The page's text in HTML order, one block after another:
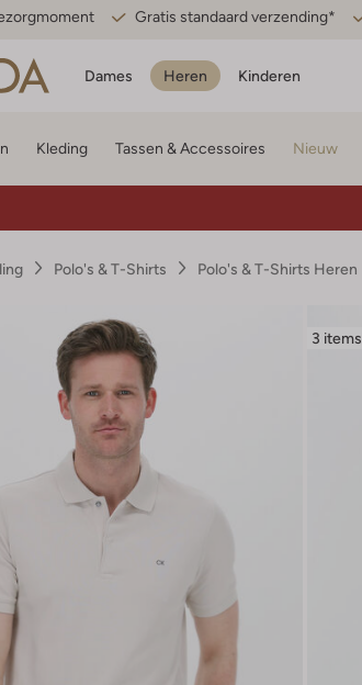
Gratis standaard verzending*
Dames Heren Kinderen
Kleding Tassen & Accessoires Nieuw
Polo's & T-Shirts Polo's & T-Shirts Heren
3 items